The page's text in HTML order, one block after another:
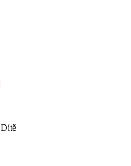
Dítě